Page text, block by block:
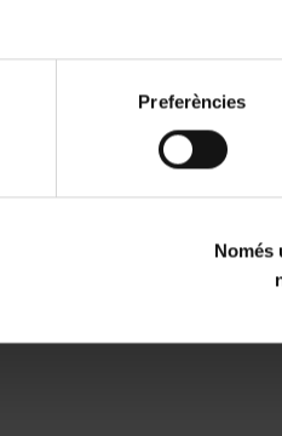
Preferències
Només
MENÚ PEU
Legal